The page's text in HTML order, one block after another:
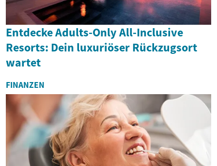
Entdecke Adults-Only All-Inclusive
Resorts: Dein luxuriöser Rückzugsort
wartet
FINANZEN